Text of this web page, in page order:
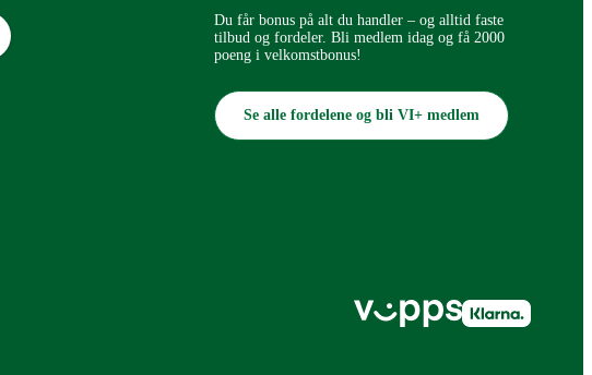
Du får bonus på alt du handler – og alltid faste
tilbud og fordeler. Bli medlem idag og få 2000
poeng i velkomstbonus!
Se alle fordelene og bli VI+ medlem